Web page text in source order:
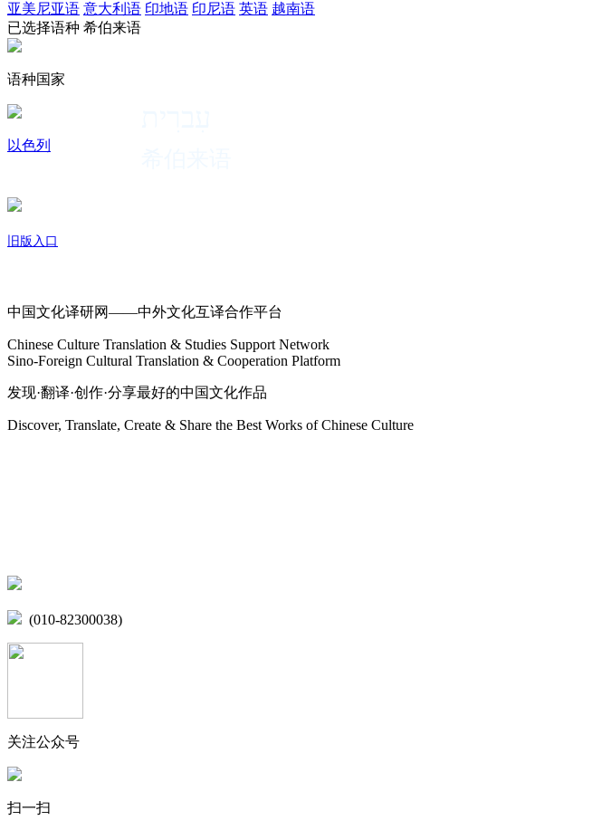
亚美尼亚语 意大利语 印地语 印尼语 英语 越南语
已选择语种 希伯来语
语种国家
以色列
旧版入口
中国文化译研网——中外文化互译合作平台
Chinese Culture Translation & Studies Support Network
Sino-Foreign Cultural Translation & Cooperation Platform
发现·翻译·创作·分享最好的中国文化作品
Discover, Translate, Create & Share the Best Works of Chinese Culture
(010-82300038)
关注公众号
扫一扫